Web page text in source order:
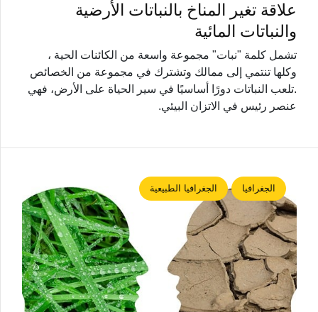
علاقة تغير المناخ بالنباتات الأرضية
والنباتات المائية
تشمل كلمة "نبات" مجموعة واسعة من الكائنات الحية ،
وكلها تنتمي إلى ممالك وتشترك في مجموعة من الخصائص
.تلعب النباتات دورًا أساسيًا في سير الحياة على الأرض، فهي
عنصر رئيس في الاتزان البيئي.
الجغرافيا الجغرافيا الطبيعية